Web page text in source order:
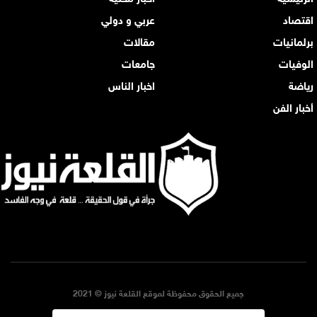
اقتصاد
عربي و دولي
برلمانيات
مقالات
الوفيات
جامعات
رياضة
اخبار الناس
أخبار الفن
جميع الحقوق محفوظة لموقع القلعة نيوز © 2021